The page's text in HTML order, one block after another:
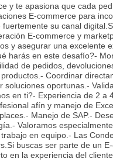
y te apasiona que cada
E-commerce para
su canal
E-commerce y
y asegurar una excelente
harás en este desafío?-
de pedidos,
Coordinar
oportunas.-
en ti?- Experiencia de 2 a
afín y manejo de
Manejo de SAP.-
Valoramos
en equipo.- Las
buscas ser parte de un
en la experiencia del